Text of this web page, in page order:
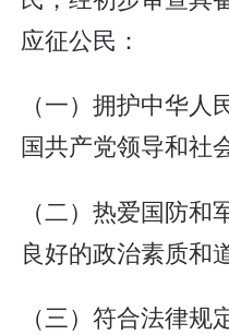
应征公民：
（一）拥护中华
国共产党领导和社
（二）热爱国防
良好的政治素质和
（三）符合法律规